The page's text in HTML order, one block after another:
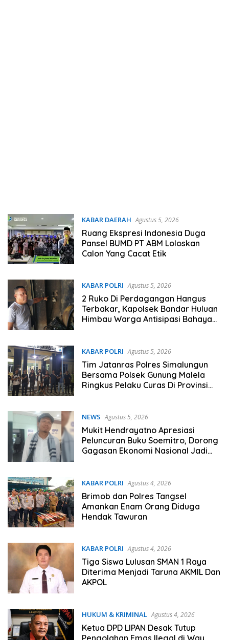
KABAR DAERAH Agustus 5, 2026
Ruang Ekspresi Indonesia Duga
Pansel BUMD PT ABM Loloskan
Calon Yang Cacat Etik
KABAR POLRI Agustus 5, 2026
2 Ruko Di Perdagangan Hangus
Terbakar, Kapolsek Bandar Huluan
Himbau Warga Antisipasi Bahaya
KABAR POLRI Agustus 5, 2026
Tim Jatanras Polres Simalungun
Bersama Polsek Gunung Malela
Ringkus Pelaku Curas Di Provinsi
NEWS Agustus 5, 2026
Mukit Hendrayatno Apresiasi
Peluncuran Buku Soemitro, Dorong
Gagasan Ekonomi Nasional Jadi
KABAR POLRI Agustus 4, 2026
Brimob dan Polres Tangsel
Amankan Enam Orang Diduga
Hendak Tawuran
KABAR POLRI Agustus 4, 2026
Tiga Siswa Lulusan SMAN 1 Raya
Diterima Menjadi Taruna AKMIL Dan
AKPOL
HUKUM & KRIMINAL Agustus 4, 2026
Ketua DPD LIPAN Desak Tutup
Pengolahan Emas Ilegal di Way